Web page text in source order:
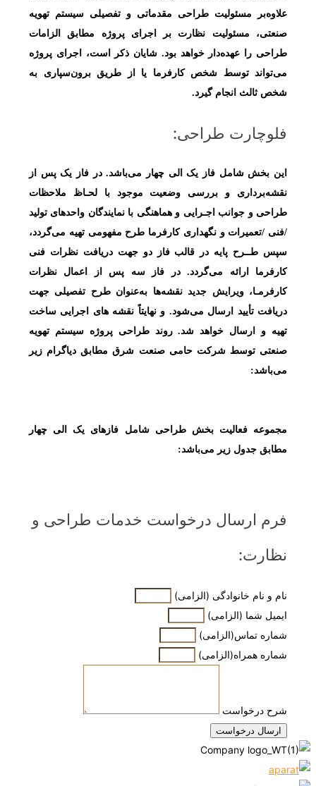
علاوه‌بر مسئولیت طراحی مقدماتی و تفصیلی سیستم تهویه
صنعتی، مسئولیت نظارت بر اجرای پروژه مطابق الزامات
طراحی‌ را عهده‌دار خواهد بود. شایان ذکر است، اجرای پروژه
می‌تواند توسط شخص کارفرما یا از طریق برون‌سپاری به
شخص ثالث انجام گیرد.
فلوچارت طراحی:
این بخش شامل فاز یک الی چهار می‌باشد. در فاز یک پس از
نقشه‌برداری و بررسی وضعیت موجود با لحـاظ ملاحظات
طراحی و جوانب اجـرایی و هماهنگی با نمایندگان واحدهای تولید
/فنی /تعمیرات و نگهداری کارفرما طرح مفهومی تهیه می‌گردد،
سپس طــرح پایه در قالب فاز دو جهت دریافت نظرات فنی
کارفرما ارائه می‌گردد. در فاز سه پس از اعمال نظرات
کارفرمـا، ویرایش جدید نقشه‌ها به‌عنوان طرح تفصیلی جهت
دریافت تأیید ارسال می‌شود. و نهایتاً نقشه های اجرایی ساخت
تهیه و ارسال خواهد شد. روند طراحی پروژه‌ سیستم تهویه
صنعتی توسط شرکت حامی صنعت شرق مطابق دیاگرام زیر
می‌باشد:
مجموعه فعالیت بخش طراحی شامل فازهای یک الی چهار
مطابق جدول زیر می‌باشد:
فرم ارسال درخواست خدمات طراحی و
نظارت:
نام و نام خانوادگی (الزامی)
ایمیل شما (الزامی)
شماره تماس(الزامی)
شماره همراه(الزامی)
شرح درخواست
ارسال درخواست